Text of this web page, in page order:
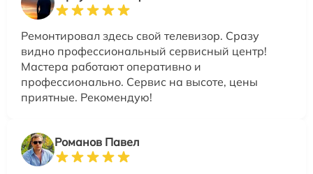
Ремонтировал здесь свой телевизор. Сразу
видно профессиональный сервисный центр!
Мастера работают оперативно и
профессионально. Сервис на высоте, цены
приятные. Рекомендую!
Романов Павел